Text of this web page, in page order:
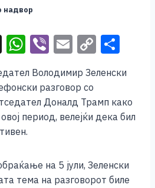
надвор
X W
h
at
s
A
p
p
Vi
er
E
m
ai
l
C
p
y
Li
k
ar
e
Володимир Зеленски
разговор со
Доналд Трамп како
период, велејќи дека бил
на 5 јули, Зеленски
тема на разговорот биле